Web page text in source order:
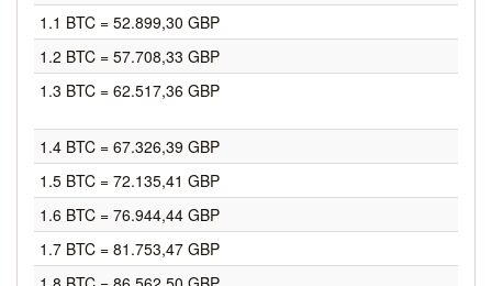
1.1 BTC = 52.899,30 GBP
1.2 BTC = 57.708,33 GBP
1.3 BTC = 62.517,36 GBP
1.4 BTC = 67.326,39 GBP
1.5 BTC = 72.135,41 GBP
1.6 BTC = 76.944,44 GBP
1.7 BTC = 81.753,47 GBP